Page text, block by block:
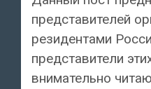
представителей
резидентами
представители
внимательно